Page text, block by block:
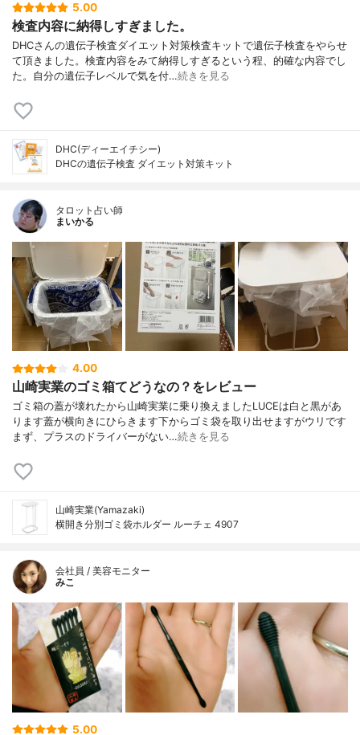
5.00
検査内容に納得しすぎました。
DHCさんの遺伝子検査ダイエット対策検査キットで遺伝子検査をやらせ
て頂きました。検査内容をみて納得しすぎるという程、的確な内容でし
た。自分の遺伝子レベルで気を付…続きを見る
DHC(ディーエイチシー)
DHCの遺伝子検査 ダイエット対策キット
タロット占い師
まいかる
4.00
山崎実業のゴミ箱てどうなの？をレビュー
ゴミ箱の蓋が壊れたから山崎実業に乗り換えましたLUCEは白と黒があ
ります蓋が横向きにひらきます下からゴミ袋を取り出せますがウリです
まず、プラスのドライバーがない…続きを見る
山崎実業(Yamazaki)
横開き分別ゴミ袋ホルダー ルーチェ 4907
会社員 / 美容モニター
みこ
5.00